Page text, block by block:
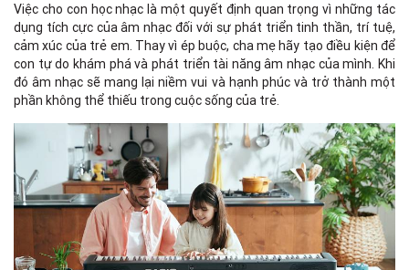
Việc cho con học nhạc là một quyết định quan trọng vì những tác
dụng tích cực của âm nhạc đối với sự phát triển tinh thần, trí tuệ,
cảm xúc của trẻ em. Thay vì ép buộc, cha mẹ hãy tạo điều kiện để
con tự do khám phá và phát triển tài năng âm nhạc của mình. Khi
đó âm nhạc sẽ mang lại niềm vui và hạnh phúc và trở thành một
phần không thể thiếu trong cuộc sống của trẻ.